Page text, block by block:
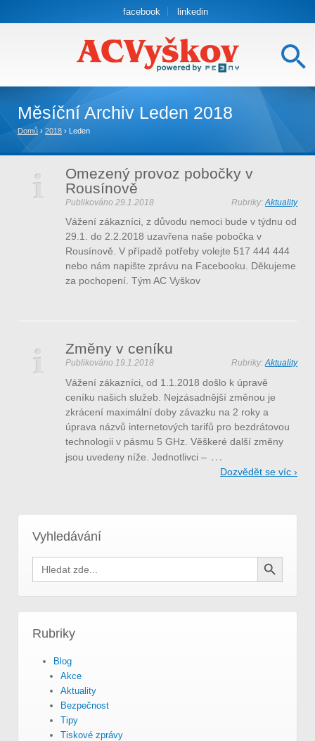
facebook linkedin
Měsíční Archiv Leden 2018
Domů › 2018 › Leden
Omezený provoz pobočky v
Rousínově
Publikováno 29.1.2018 Rubriky:Aktuality
Vážení zákazníci, z důvodu nemoci bude v týdnu od
29.1. do 2.2.2018 uzavřena naše pobočka v
Rousínově. V případě potřeby volejte 517 444 444
nebo nám napište zprávu na Facebooku. Děkujeme
za pochopení. Tým AC Vyškov
Změny v ceníku
Publikováno 19.1.2018 Rubriky:Aktuality
Vážení zákazníci, od 1.1.2018 došlo k úpravě
ceníku našich služeb. Nejzásadnější změnou je
zkrácení maximální doby závazku na 2 roky a
úprava názvů internetových tarifů pro bezdrátovou
technologii v pásmu 5 GHz. Věškeré další změny
jsou uvedeny níže. Jednotlivci – …
Dozvědět se víc ›
Vyhledávání
Search
for:
Search Button
Rubriky
Blog
Akce
Aktuality
Bezpečnost
Tipy
Tiskové zprávy